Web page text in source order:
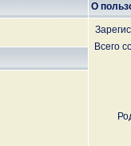
О
Всего